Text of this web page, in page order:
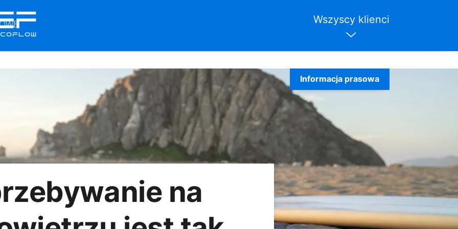
Wszyscy klienci
na
Informacja prasowa